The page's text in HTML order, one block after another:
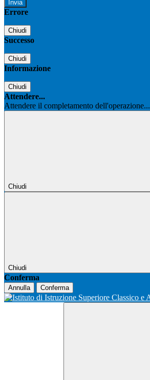
Errore
Chiudi
Successo
Chiudi
Informazione
Chiudi
Attendere...
Attendere il completamento dell'operazione...
Chiudi
Chiudi
Conferma
Annulla Conferma